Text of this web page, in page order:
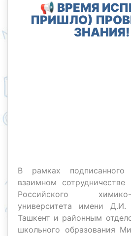
📢 ВРЕМЯ
ПРИШЛО)
ЗНАНИЯ!
В рамках
взаимном
Российского химико-
университета имени
Ташкент и районным
школьного образования